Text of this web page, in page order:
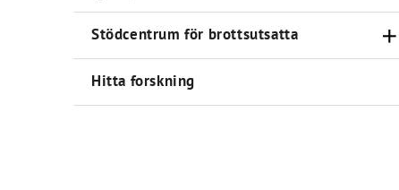
Stödcentrum för brottsutsatta
Hitta forskning